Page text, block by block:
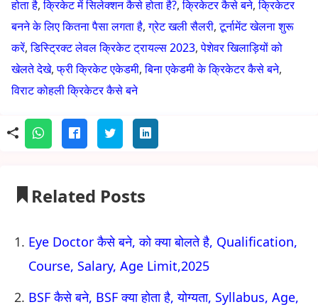
होता है,क्रिकेट में सिलेक्शन कैसे होता है?,क्रिकेटर कैसे बने,क्रिकेटर
बनने के लिए कितना पैसा लगता है,ग्रेट खली सैलरी,टूर्नामेंट खेलना शुरू
करें,डिस्ट्रिक्ट लेवल क्रिकेट ट्रायल्स 2023,पेशेवर खिलाड़ियों को
खेलते देखे,फ्री क्रिकेट एकेडमी,बिना एकेडमी के क्रिकेटर कैसे बने,
विराट कोहली क्रिकेटर कैसे बने
Related Posts
Eye Doctor कैसे बने, को क्या बोलते है, Qualification,
Course, Salary, Age Limit,2025
BSF कैसे बने, BSF क्या होता है, योग्यता, Syllabus, Age,